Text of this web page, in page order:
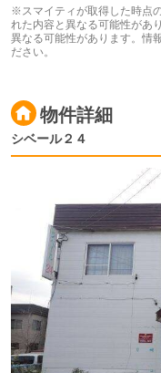
※スマイティが取得した時点
れた内容と異なる可能性があ
異なる可能性があります。情
ださい。
物件詳細
シベール２４